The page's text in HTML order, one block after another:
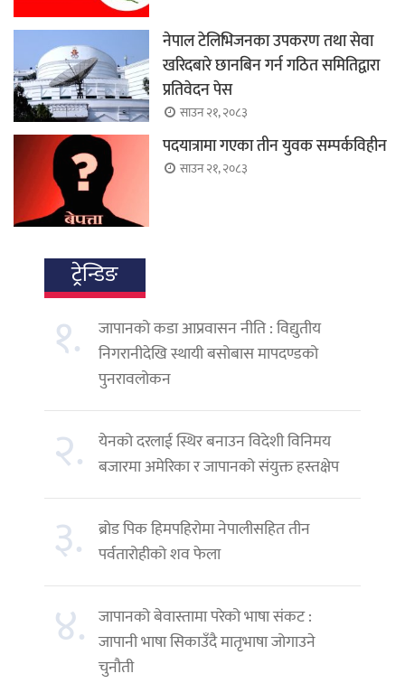
नेपाल टेलिभिजनका उपकरण तथा सेवा
खरिदबारे छानबिन गर्न गठित समितिद्वारा
प्रतिवेदन पेस
साउन २१, २०८३
पदयात्रामा गएका तीन युवक सम्पर्कविहीन
साउन २१, २०८३
ट्रेन्डिङ
१.
जापानको कडा आप्रवासन नीति : विद्युतीय
निगरानीदेखि स्थायी बसोबास मापदण्डको
पुनरावलोकन
२. येनको दरलाई स्थिर बनाउन विदेशी विनिमय
बजारमा अमेरिका र जापानको संयुक्त हस्तक्षेप
३.
ब्रोड पिक हिमपहिरोमा नेपालीसहित तीन
पर्वतारोहीको शव फेला
४. जापानको बेवास्तामा परेको भाषा संकट :
जापानी भाषा सिकाउँदै मातृभाषा जोगाउने
चुनौती